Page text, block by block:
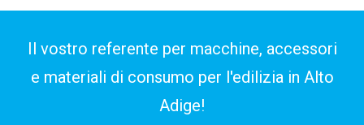
Il vostro referente per macchine, accessori
e materiali di consumo per l'edilizia in Alto
Adige!